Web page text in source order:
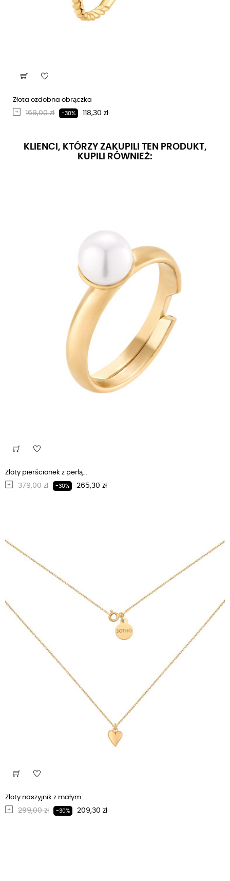
Złota ozdobna obrączka
Regularna cena
169,00 zł -30% Cena
118,30 zł
KLIENCI, KTÓRZY ZAKUPILI TEN PRODUKT,
KUPILI RÓWNIEŻ:
Złoty pierścionek z perłą...
Regularna cena
379,00 zł -30% Cena
265,30 zł
Złoty naszyjnik z małym...
Regularna cena
299,00 zł -30% Cena
209,30 zł